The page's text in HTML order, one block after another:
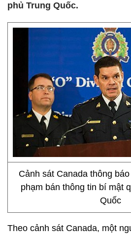
phủ Trung Quốc.
Cảnh sát Canada thông
phạm bán thông tin bí mật
Quốc
Theo cảnh sát Canada, một